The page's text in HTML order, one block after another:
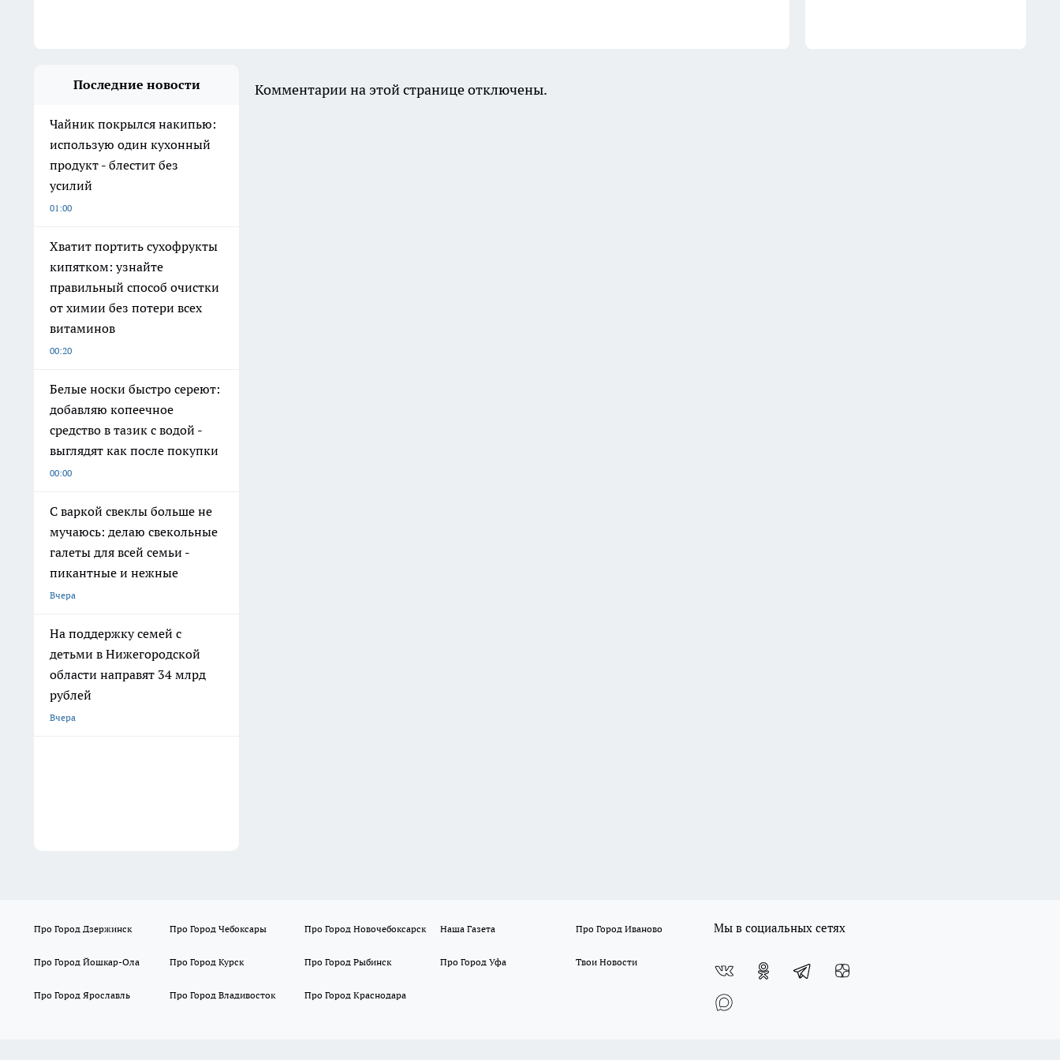
Последние новости
Чайник покрылся накипью:
использую один кухонный
продукт - блестит без
усилий
01:00
Хватит портить сухофрукты
кипятком: узнайте
правильный способ очистки
от химии без потери всех
витаминов
00:20
Белые носки быстро сереют:
добавляю копеечное
средство в тазик с водой -
выглядят как после покупки
00:00
С варкой свеклы больше не
мучаюсь: делаю свекольные
галеты для всей семьи -
пикантные и нежные
Вчера
На поддержку семей с
детьми в Нижегородской
области направят 34 млрд
рублей
Вчера
Комментарии на этой странице отключены.
Про Город Дзержинск Про Город Чебоксары Про Город Новочебоксарск Наша Газета Про Город Иваново
Про Город Йошкар-Ола Про Город Курск Про Город Рыбинск Про Город Уфа Твои Новости
Про Город Ярославль Про Город Владивосток Про Город Краснодара
Мы в социальных сетях